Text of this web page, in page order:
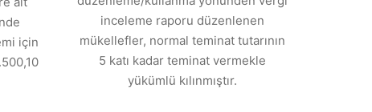
için
inceleme raporu düzenlenen
mükellefler, normal teminat tutarının
5 katı kadar teminat vermekle
yükümlü kılınmıştır.